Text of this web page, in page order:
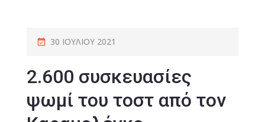
30 ΙΟΥΛΊΟΥ 2021
2.600 συσκευασίες
ψωμί του τοστ από τον